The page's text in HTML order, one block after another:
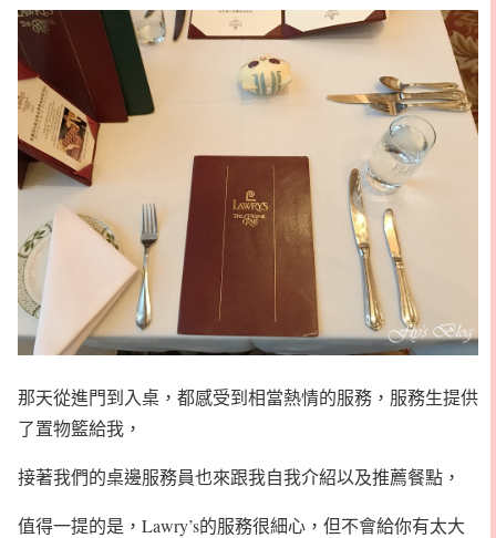
那天從進門到入桌，都感受到相當熱情的服務，服務生提供
了置物籃給我，
接著我們的桌邊服務員也來跟我自我介紹以及推薦餐點，
值得一提的是，Lawry’s的服務很細心，但不會給你有太大